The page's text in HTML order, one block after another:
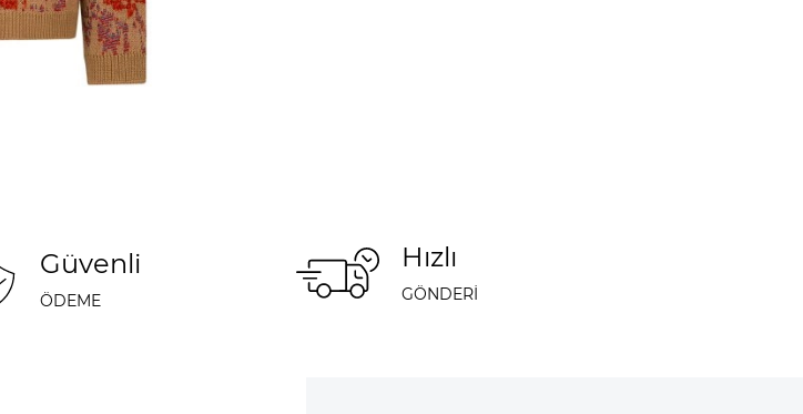
Güvenli
ÖDEME
Hızlı
GÖNDERİ